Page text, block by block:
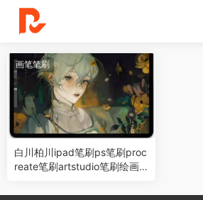
画笔笔刷
白川柏川ipad笔刷ps笔刷proc
reate笔刷artstudio笔刷绘画